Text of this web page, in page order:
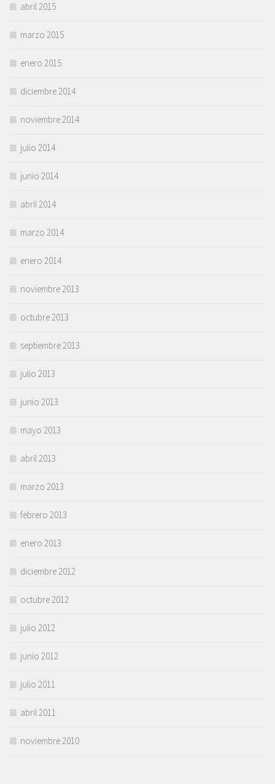
abril 2015
marzo 2015
enero 2015
diciembre 2014
noviembre 2014
julio 2014
junio 2014
abril 2014
marzo 2014
enero 2014
noviembre 2013
octubre 2013
septiembre 2013
julio 2013
junio 2013
mayo 2013
abril 2013
marzo 2013
febrero 2013
enero 2013
diciembre 2012
octubre 2012
julio 2012
junio 2012
julio 2011
abril 2011
noviembre 2010